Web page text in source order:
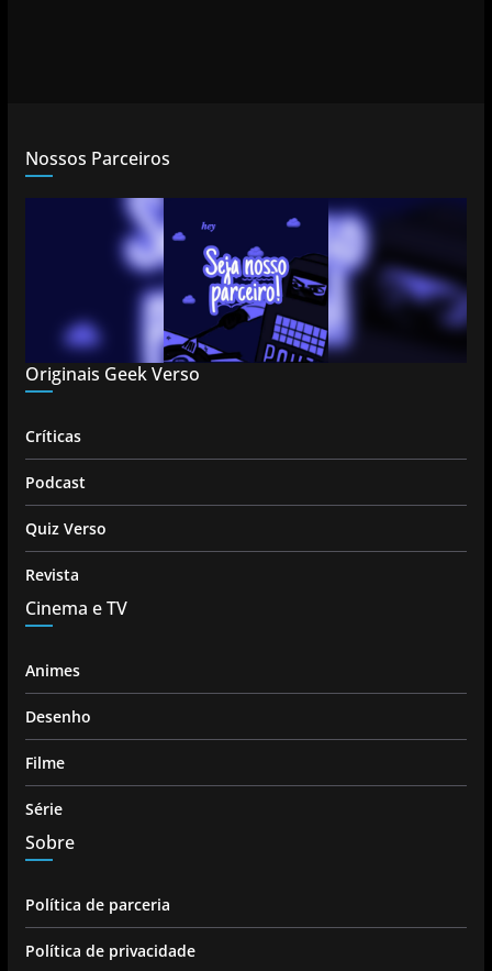
Nossos Parceiros
Originais Geek Verso
Críticas
Podcast
Quiz Verso
Revista
Cinema e TV
Animes
Desenho
Filme
Série
Sobre
Política de parceria
Política de privacidade